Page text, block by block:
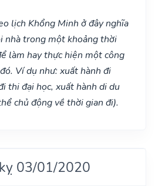
lịch Khổng Minh ở đây nghĩa
nhà trong một khoảng thời
làm hay thực hiện một công
Ví dụ như: xuất hành đi
thi đại học, xuất hành di du
chủ động về thời gian đi).
03/01/2020